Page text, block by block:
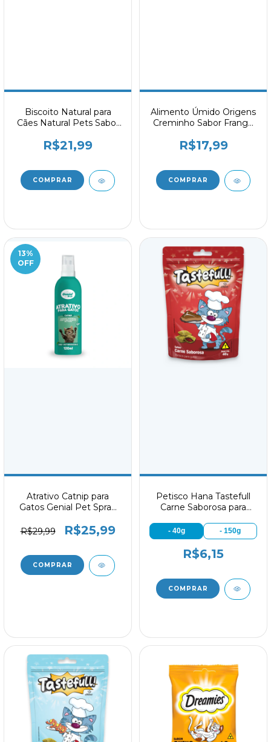
Biscoito Natural para
Cães Natural Pets Sabor
R$21,99
Alimento Úmido Origens
Creminho Sabor Frango
R$17,99
13%
OFF
Atrativo Catnip para
Gatos Genial Pet Spray
R$29,99
R$25,99
Petisco Hana Tastefull
Carne Saborosa para
- 40g - 150g
R$6,15